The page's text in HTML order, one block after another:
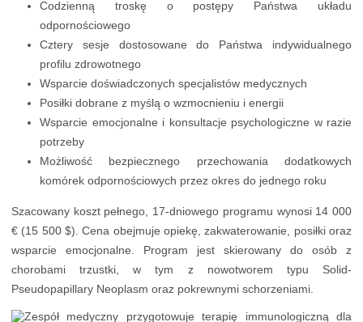
Codzienną troskę o postępy Państwa układu
odpornościowego
Cztery sesje dostosowane do Państwa indywidualnego
profilu zdrowotnego
Wsparcie doświadczonych specjalistów medycznych
Posiłki dobrane z myślą o wzmocnieniu i energii
Wsparcie emocjonalne i konsultacje psychologiczne w razie
potrzeby
Możliwość bezpiecznego przechowania dodatkowych
komórek odpornościowych przez okres do jednego roku
Szacowany koszt pełnego, 17-dniowego programu wynosi 14 000
€ (15 500 $). Cena obejmuje opiekę, zakwaterowanie, posiłki oraz
wsparcie emocjonalne. Program jest skierowany do osób z
chorobami trzustki, w tym z nowotworem typu Solid-
Pseudopapillary Neoplasm oraz pokrewnymi schorzeniami.